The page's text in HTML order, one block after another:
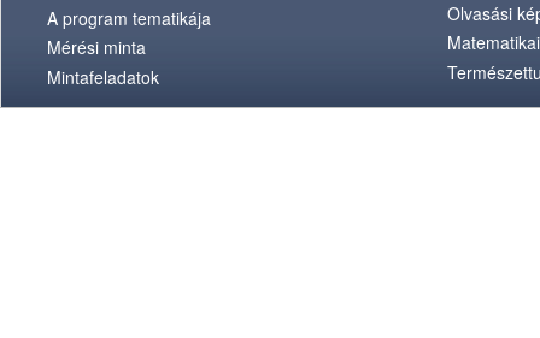
A program tematikája
Mérési minta
Mintafeladatok
Olvasási